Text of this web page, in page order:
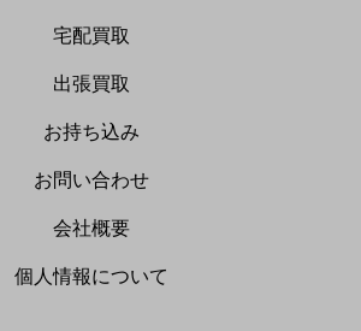
宅配買取
出張買取
お持ち込み
お問い合わせ
会社概要
個人情報について